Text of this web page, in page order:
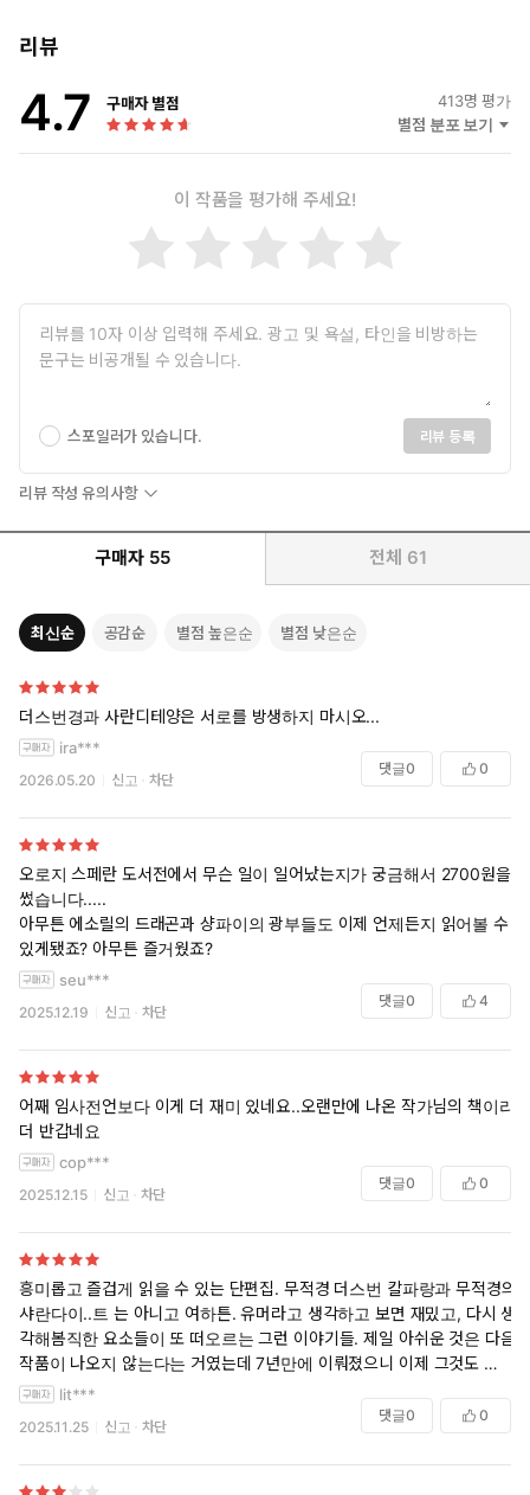
리뷰
4.7 구매자 별점 413명 평가
별점 분포 보기
이 작품을 평가해 주세요!
스포일러가 있습니다. 리뷰 등록
리뷰 작성 유의사항
구매자 55 전체 61
최신순 공감순 별점 높은순 별점 낮은순
더스번경과 사란디테양은 서로를 방생하지 마시오...
ira***
2026.05.20 신고 차단
댓글0 0
오로지 스페란 도서전에서 무슨 일이 일어났는지가 궁금해서 2700원을
썼습니다.....
아무튼 에소릴의 드래곤과 샹파이의 광부들도 이제 언제든지 읽어볼 수
있게됐죠? 아무튼 즐거웠죠?
seu***
2025.12.19 신고 차단
댓글0 4
어째 임사전언보다 이게 더 재미 있네요..오랜만에 나온 작가님의 책이라
더 반갑네요
cop***
2025.12.15 신고 차단
댓글0 0
흥미롭고 즐겁게 읽을 수 있는 단편집. 무적경 더스번 칼파랑과 무적경의
샤란다이..트 는 아니고 여하튼. 유머라고 생각하고 보면 재밌고, 다시 생
각해봄직한 요소들이 또 떠오르는 그런 이야기들. 제일 아쉬운 것은 다음
작품이 나오지 않는다는 거였는데 7년만에 이뤄졌으니 이제 그것도 단점
은 아니다.
lit***
2025.11.25 신고 차단
댓글0 0